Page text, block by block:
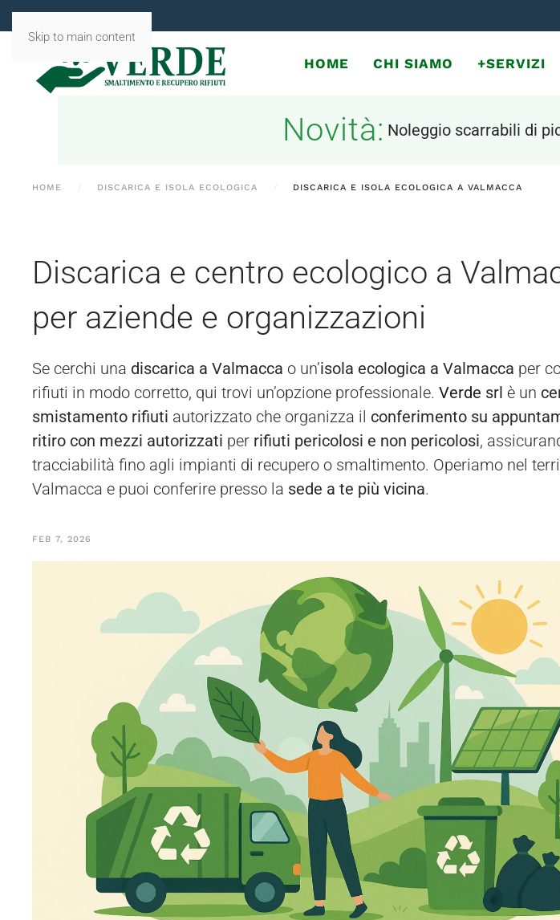
Skip to main content
HOME CHI SIAMO +SERVIZI
Novità: Noleggio scarrabili di
HOME DISCARICA E ISOLA ECOLOGICA DISCARICA E ISOLA ECOLOGICA A VALMACCA
Discarica e centro ecologico a
per aziende e organizzazioni
Se cerchi una discarica a Valmacca o un’isola ecologica a Valmacca per
rifiuti in modo corretto, qui trovi un’opzione professionale. Verde srl è un
smistamento rifiuti autorizzato che organizza il conferimento su
ritiro con mezzi autorizzati per rifiuti pericolosi e non pericolosi,
tracciabilità fino agli impianti di recupero o smaltimento. Operiamo nel
Valmacca e puoi conferire presso la sede a te più vicina.
FEB 7, 2026